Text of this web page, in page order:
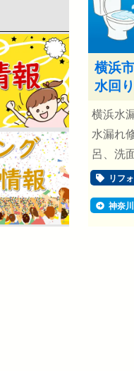
横浜
水回
横浜水
水漏れ
呂、洗
リフ
神奈